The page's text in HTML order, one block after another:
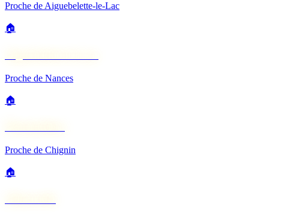
Proche de Aiguebelette-le-Lac
🏠
Proche de Nances
🏠
Proche de Chignin
🏠